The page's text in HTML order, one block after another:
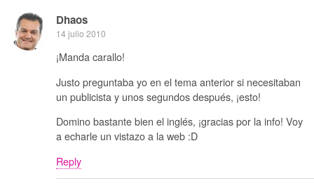
Dhaos
14 julio 2010
¡Manda carallo!
Justo preguntaba yo en el tema anterior si necesitaban
un publicista y unos segundos después, ¡esto!
Domino bastante bien el inglés, ¡gracias por la info! Voy
a echarle un vistazo a la web :D
Reply